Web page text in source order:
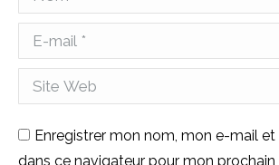
E-mail *
Site Web
Enregistrer mon nom, mon e-mail
dans ce navigateur pour mon